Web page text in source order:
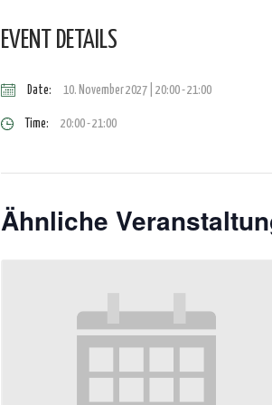
EVENT DETAILS
Date: 10. November 2027 | 20:00-21:00
Time: 20:00 - 21:00
Ähnliche